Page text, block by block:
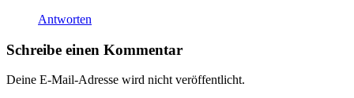
Antworten
Schreibe einen Kommentar
Deine E-Mail-Adresse wird nicht veröffentlicht.